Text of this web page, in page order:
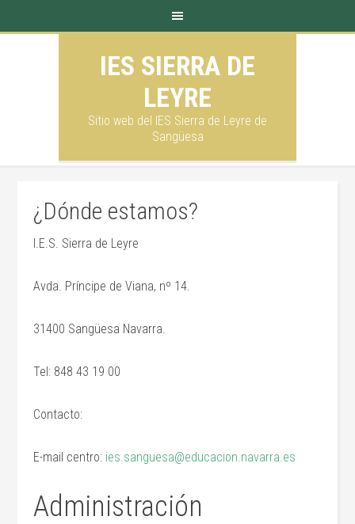
IES SIERRA DE
LEYRE
Sitio web del IES Sierra de Leyre de
Sangüesa
¿Dónde estamos?
I.E.S. Sierra de Leyre
Avda. Príncipe de Viana, nº 14.
31400 Sangüesa Navarra.
Tel: 848 43 19 00
Contacto:
E-mail centro: ies.sanguesa@educacion.navarra.es
Administración